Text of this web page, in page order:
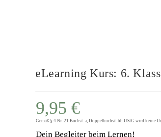
eLearning Kurs: 6.
9,95 €
Gemäß § 4 Nr. 21 Buchst. a, Doppelbuchst. bb UStG wird keine
Dein Begleiter beim Lernen!